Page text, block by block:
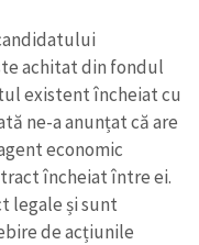
achitat din fondul
existent încheiat cu
ne-a anunțatcă are
economic
încheiat între ei.
legale și sunt
de acțiunile